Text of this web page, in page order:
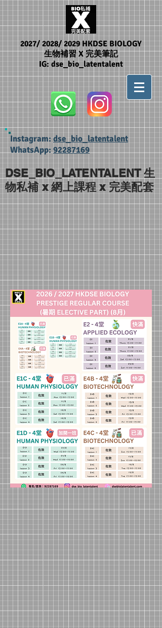
2027/ 2028/ 2029 HKDSE BIOLOGY
生物補習 X 完美筆記
IG: dse_bio_latentalent
Instagram: dse_bio_latentalent
WhatsApp:92287169
DSE_BIO_LATENTALENT 生
物私補 x 網上課程 x 完美配套